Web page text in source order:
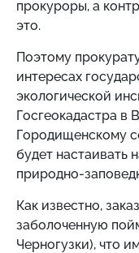
прокуроры, а
это.
Поэтому
интересах
экологической
Госгеокадастра в
Городищенскому
будет настаивать
природно-
Как известно,
заболоченную
Черногузки), что